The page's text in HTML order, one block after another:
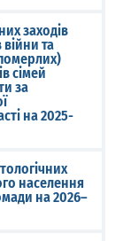
заходів
та
сімей
за
на 2025-
населення
на 2026–